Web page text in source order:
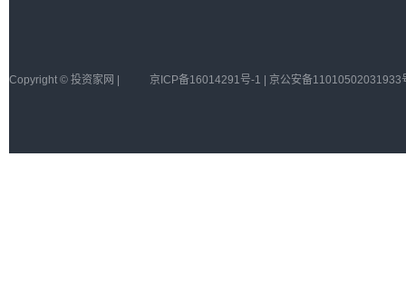
Copyright © 投资家网 | 京ICP备16014291号-1 | 京公安备11010502031933